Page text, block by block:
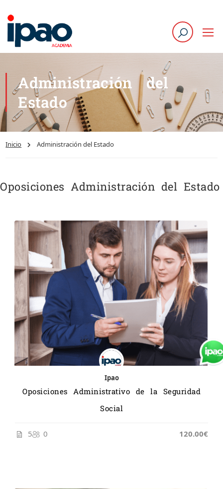
Administración del
Estado
Inicio Administración del Estado
Oposiciones Administración del Estado
Ipao
Oposiciones Administrativo de la Seguridad
Social
5 0 120.00€